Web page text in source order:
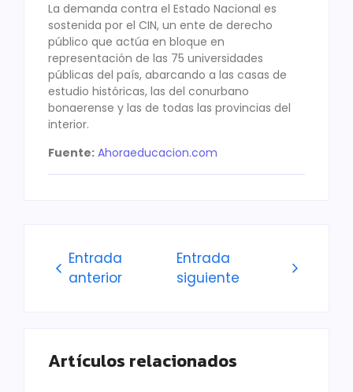
La demanda contra el Estado Nacional es
sostenida por el CIN, un ente de derecho
público que actúa en bloque en
representación de las 75 universidades
públicas del país, abarcando a las casas de
estudio históricas, las del conurbano
bonaerense y las de todas las provincias del
interior.
Fuente: Ahoraeducacion.com
Entrada
anterior
Entrada
siguiente
Artículos relacionados